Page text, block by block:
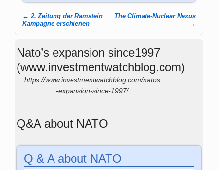
Post navigation
← 2. Zeitung der Ramstein
Kampagne erschienen
The Climate-Nuclear Nexus
→
Nato’s expansion since1997
(www.investmentwatchblog.com)
https://www.investmentwatchblog.com/natos
-expansion-since-1997/
Q&A about NATO
Q & A about NATO